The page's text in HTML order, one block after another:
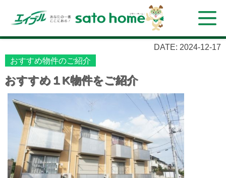
DATE: 2024-12-17
おすすめ物件のご紹介
おすすめ１K物件をご紹介